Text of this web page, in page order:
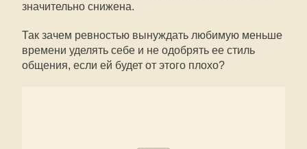
значительно снижена.
Так зачем ревностью вынуждать любимую меньше
времени уделять себе и не одобрять ее стиль
общения, если ей будет от этого плохо?